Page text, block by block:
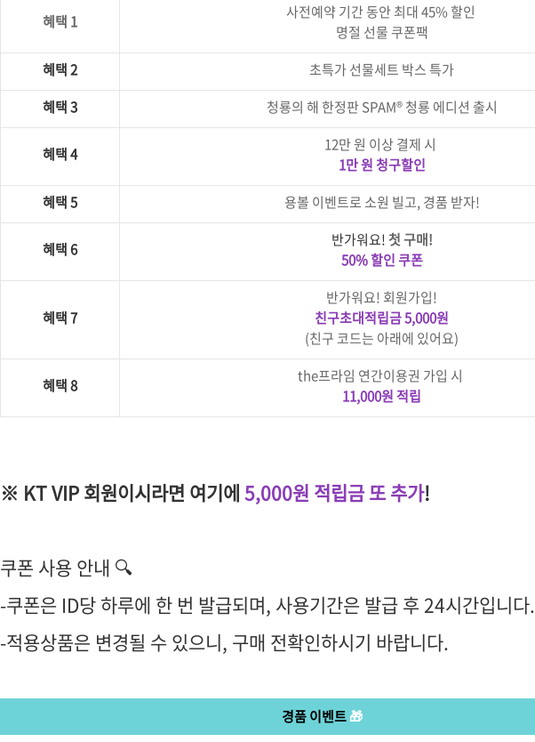
혜택 1
사전예약 기간 동안 최대 45% 할인
명절 선물 쿠폰팩
혜택2
초특가 선물세트 박스 특가
혜택3 청룡의 해 한정판 SPAM® 청룡 에디션 출시
혜택4
12만 원 이상 결제 시
1만 원 청구할인
혜택5 용볼 이벤트로 소원 빌고, 경품 받자!
혜택6 반가워요! 첫 구매!
50% 할인 쿠폰
혜택7
반가워요! 회원가입!
친구초대적립금 5,000원
(친구 코드는 아래에 있어요)
혜택8
the프라임 연간이용권 가입 시
11,000원 적립
※ KT VIP 회원이시라면 여기에5,000원 적립금또 추가!
쿠폰 사용 안내 🔍
-쿠폰은 ID당 하루에 한 번 발급되며, 사용기간은 발급 후 24시간입니다.
-적용상품은 변경될 수 있으니, 구매 전확인하시기 바랍니다.
경품 이벤트🎁